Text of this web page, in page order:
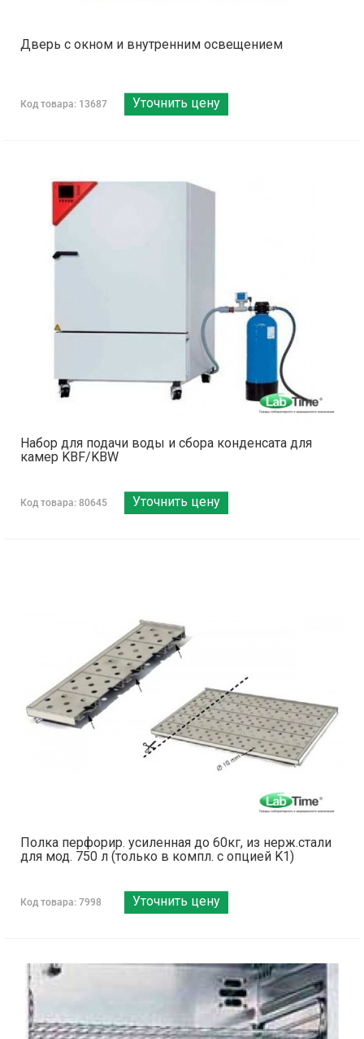
Дверь с окном и внутренним освещением
Код товара: 13687 Уточнить цену
Набор для подачи воды и сбора конденсата для
камер KBF/KBW
Код товара: 80645 Уточнить цену
Полка перфорир. усиленная до 60кг, из нерж.стали
для мод. 750 л (только в компл. с опцией K1)
Код товара: 7998 Уточнить цену